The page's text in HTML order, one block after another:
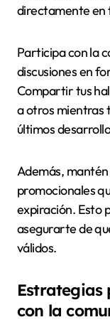
directamente en
Participa con la
discusiones en
Compartir tus
a otros mientras
últimos
Además,
promocionales
expiración. Esto
asegurarte de
válidos.
con la